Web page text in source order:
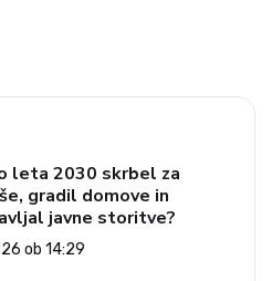
leta 2030 skrbel za
gradil domove in
javne storitve?
ob 14:29